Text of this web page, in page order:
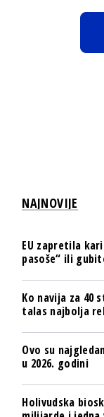
NAJNOVIJE
EU zapretila
pasoše“ ili
Ko navija za 40
talas najbolja
Ovo su
u 2026. godini
Holivudska